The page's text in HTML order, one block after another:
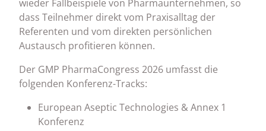
wieder Fallbeispiele von Pharmaunternehmen, so
dass Teilnehmer direkt vom Praxisalltag der
Referenten und vom direkten persönlichen
Austausch profitieren können.
Der GMP PharmaCongress 2026 umfasst die
folgenden Konferenz-Tracks:
European Aseptic Technologies & Annex 1
Konferenz